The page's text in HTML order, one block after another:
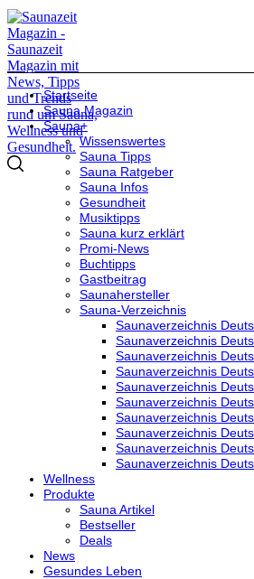
Startseite
Sauna Magazin
Sauna+
Wissenswertes
Sauna Tipps
Sauna Ratgeber
Sauna Infos
Gesundheit
Musiktipps
Sauna kurz erklärt
Promi-News
Buchtipps
Gastbeitrag
Saunahersteller
Sauna-Verzeichnis
Saunaverzeichnis
Saunaverzeichnis
Saunaverzeichnis
Saunaverzeichnis
Saunaverzeichnis
Saunaverzeichnis
Saunaverzeichnis
Saunaverzeichnis
Saunaverzeichnis
Saunaverzeichnis
Wellness
Produkte
Sauna Artikel
Bestseller
Deals
News
Gesundes Leben